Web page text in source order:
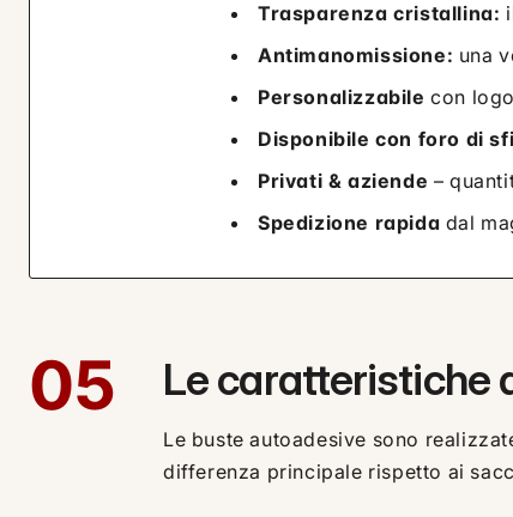
Trasparenza cristallina:
Antimanomissione: una
Personalizzabile con
Disponibile con foro di
Privati & aziende –
Spedizione rapida dal
05 Le caratteristiche
Le buste autoadesive sono
differenza principale rispetto ai